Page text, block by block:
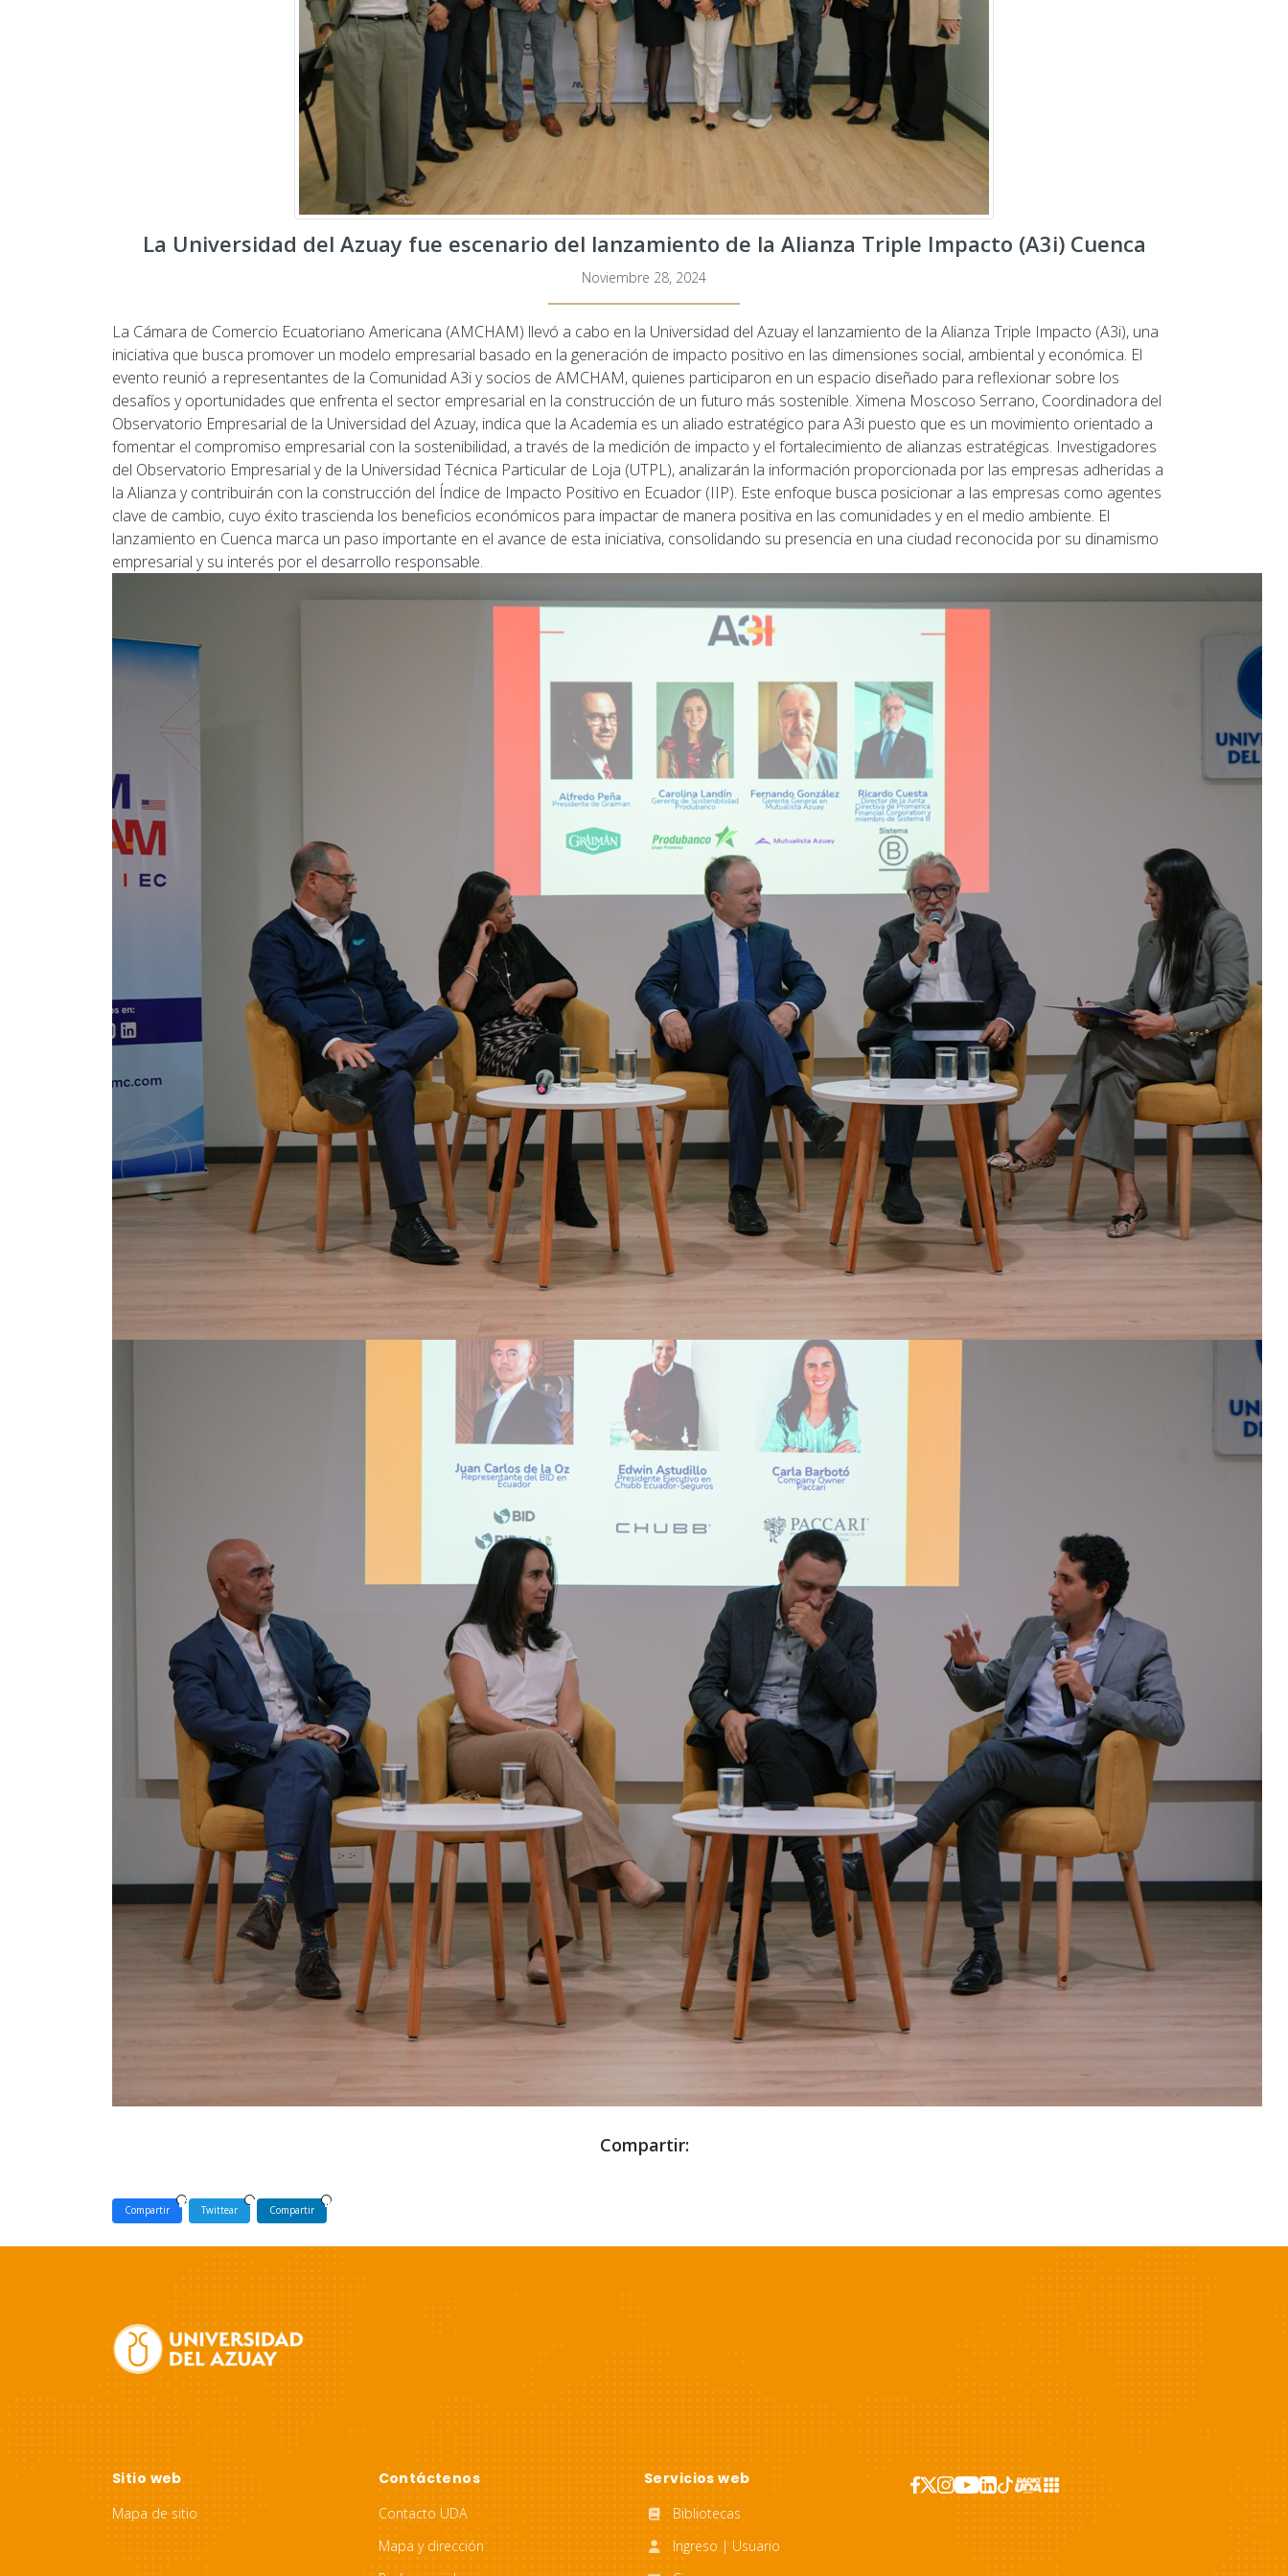
La Universidad del Azuay fue escenario del lanzamiento de la Alianza Triple Impacto (A3i) Cuenca
Noviembre 28, 2024
La Cámara de Comercio Ecuatoriano Americana (AMCHAM) llevó a cabo en la Universidad del Azuay el lanzamiento de la Alianza Triple Impacto (A3i), una
iniciativa que busca promover un modelo empresarial basado en la generación de impacto positivo en las dimensiones social, ambiental y económica. El
evento reunió a representantes de la Comunidad A3i y socios de AMCHAM, quienes participaron en un espacio diseñado para reflexionar sobre los
desafíos y oportunidades que enfrenta el sector empresarial en la construcción de un futuro más sostenible. Ximena Moscoso Serrano, Coordinadora del
Observatorio Empresarial de la Universidad del Azuay, indica que la Academia es un aliado estratégico para A3i puesto que es un movimiento orientado a
fomentar el compromiso empresarial con la sostenibilidad, a través de la medición de impacto y el fortalecimiento de alianzas estratégicas. Investigadores
del Observatorio Empresarial y de la Universidad Técnica Particular de Loja (UTPL), analizarán la información proporcionada por las empresas adheridas a
la Alianza y contribuirán con la construcción del Índice de Impacto Positivo en Ecuador (IIP). Este enfoque busca posicionar a las empresas como agentes
clave de cambio, cuyo éxito trascienda los beneficios económicos para impactar de manera positiva en las comunidades y en el medio ambiente. El
lanzamiento en Cuenca marca un paso importante en el avance de esta iniciativa, consolidando su presencia en una ciudad reconocida por su dinamismo
empresarial y su interés por el desarrollo responsable.
Compartir:
Compartir Twittear Compartir
Sitio web
Mapa de sitio
Contáctenos
Contacto UDA
Mapa y dirección
Servicios web
Bibliotecas
Ingreso | Usuario